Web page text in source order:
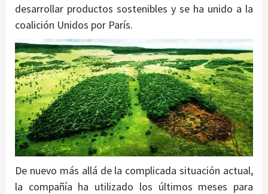
desarrollar productos sostenibles y se ha unido a la
coalición Unidos por París.
De nuevo más allá de la complicada situación actual,
la compañía ha utilizado los últimos meses para